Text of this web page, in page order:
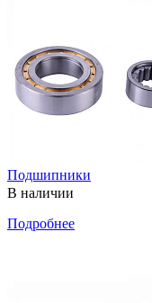
Подшипники
В наличии
Подробнее